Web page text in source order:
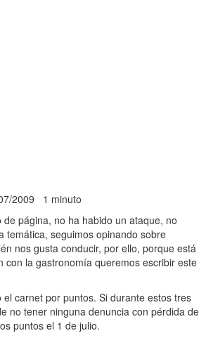
2009 1 minuto
página, no ha habido un ataque, no
temática, seguimos opinando sobre
nos gusta conducir, por ello, porque está
con la gastronomía queremos escribir este
el carnet por puntos. Si durante estos tres
no tener ninguna denuncia con pérdida de
puntos el 1 de julio.